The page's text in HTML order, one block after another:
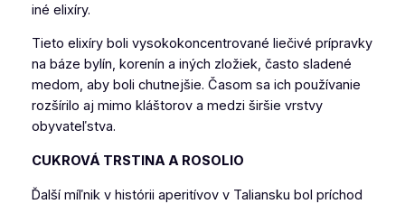
iné elixíry.
Tieto elixíry boli vysokokoncentrované liečivé prípravky
na báze bylín, korenín a iných zložiek, často sladené
medom, aby boli chutnejšie. Časom sa ich používanie
rozšírilo aj mimo kláštorov a medzi širšie vrstvy
obyvateľstva.
CUKROVÁ TRSTINA A ROSOLIO
Ďalší míľnik v histórii aperitívov v Taliansku bol príchod